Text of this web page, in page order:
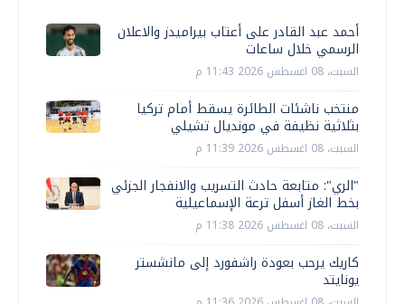
أحمد عبد القادر على أعتاب بيراميدز والاعلان
الرسمي خلال ساعات
السبت، 08 اغسطس 2026 11:43 م
منتخب ناشئات الطائرة يسقط أمام تركيا
بثلاثية نظيفة في مونديال تشيلي
السبت، 08 اغسطس 2026 11:39 م
"الري": متابعة حادث التسريب والانفجار الجزئي
بخط الغاز أسفل ترعة الإسماعيلية
السبت، 08 اغسطس 2026 11:38 م
كاريك يرحب بعودة راشفورد إلى مانشستر
يونايتد